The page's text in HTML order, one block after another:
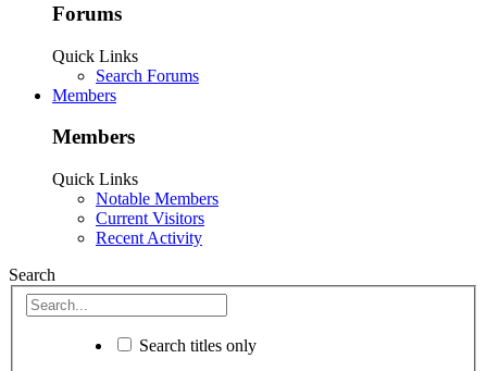
Forums
Quick Links
Search Forums
Members
Members
Quick Links
Notable Members
Current Visitors
Recent Activity
Search
Search titles only